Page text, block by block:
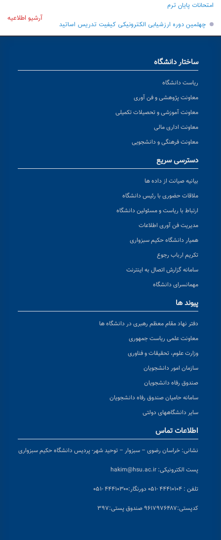
امتحانات پایان ترم
چهلمین دوره ارزشیابی الکترونیکی کیفیت تدریس اساتید
آرشیو اطلاعیه
ساختار دانشگاه
ریاست دانشگاه
معاونت پژوهشی و فن آوری
معاونت آموزشی و تحصیلات تکمیلی
معاونت اداری مالی
معاونت فرهنگی و دانشجویی
دسترسی سریع
بیانیه صیانت از داده ها
ملاقات حضوری با رئیس دانشگاه
ارتباط با ریاست و مسئولین دانشگاه
مدیریت فن آوری اطلاعات
همیار دانشگاه حکیم سبزواری
تکریم ارباب رجوع
سامانه گزارش اتصال به اینترنت
مهمانسرای دانشگاه
پیوند ها
دفتر نهاد مقام معظم رهبری در دانشگاه ها
معاونت علمی ریاست جمهوری
وزارت علوم، تحقیقات و فناوری
سازمان امور دانشجویان
صندوق رفاه دانشجویان
سامانه حامیان صندوق رفاه دانشجویان
سایر دانشگاههای دولتی
اطلاعات تماس
نشانی: خراسان رضوی – سبزوار – توحید شهر- پردیس دانشگاه حکیم سبزواری
پست الکترونیکی: hakim@hsu.ac.ir
تلفن : ۴۴۴۱۰۱۰۴ -۰۵۱ دورنگار:۴۴۴۱۰۳۰۰ -۰۵۱
کدپستی:۹۶۱۷۹۷۶۴۸۷ صندوق پستی:۳۹۷